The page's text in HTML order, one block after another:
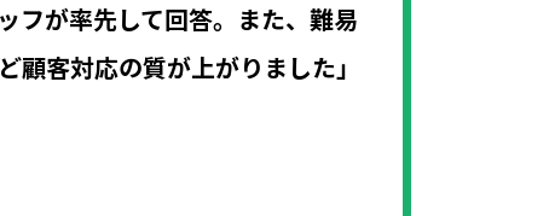
フが率先して回答。また、難易
客対応の質が上がりました」